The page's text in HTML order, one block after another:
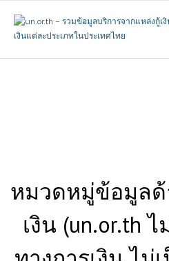
content
หมวดหมู่ข้อมูล
เงิน (un.or.th